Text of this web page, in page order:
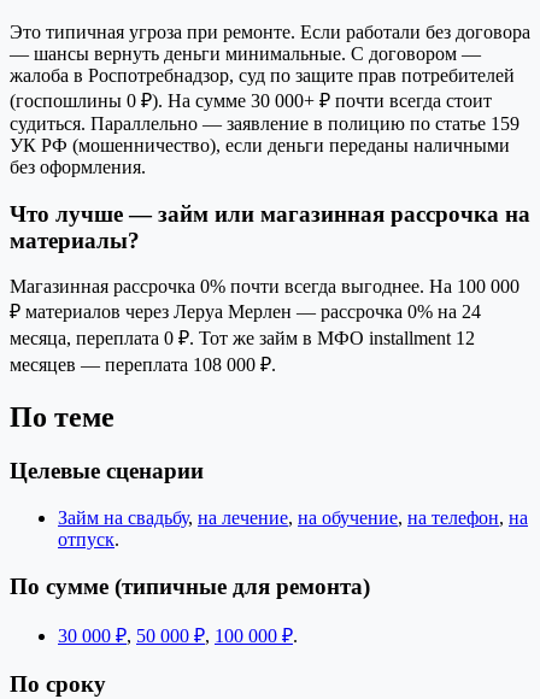
Это типичная угроза при ремонте. Если работали без договора
— шансы вернуть деньги минимальные. С договором —
жалоба в Роспотребнадзор, суд по защите прав потребителей
(госпошлины 0 ₽). На сумме 30 000+ ₽ почти всегда стоит
судиться. Параллельно — заявление в полицию по статье 159
УК РФ (мошенничество), если деньги переданы наличными
без оформления.
Что лучше — займ или магазинная рассрочка на
материалы?
Магазинная рассрочка 0% почти всегда выгоднее. На 100 000
₽ материалов через Леруа Мерлен — рассрочка 0% на 24
месяца, переплата 0 ₽. Тот же займ в МФО installment 12
месяцев — переплата 108 000 ₽.
По теме
Целевые сценарии
Займ на свадьбу, на лечение, на обучение, на телефон, на
отпуск.
По сумме (типичные для ремонта)
30 000 ₽, 50 000 ₽, 100 000 ₽.
По сроку